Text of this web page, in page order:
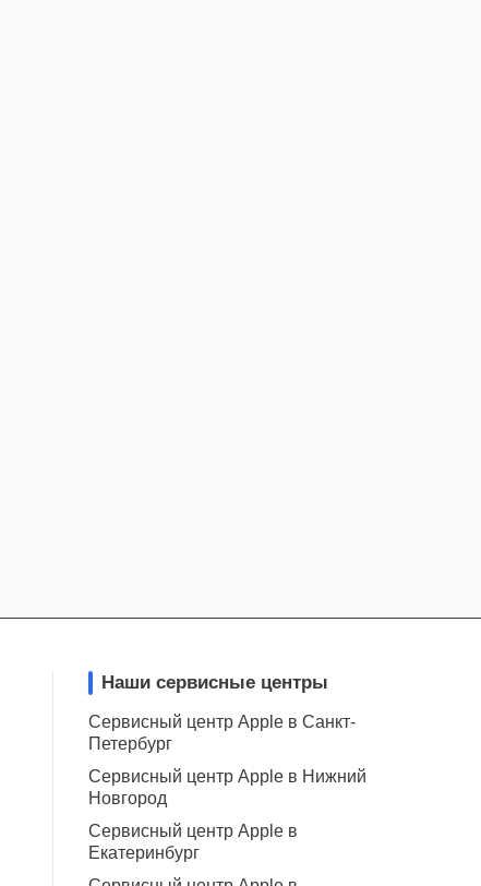
Наши сервисные центры
Сервисный центр Apple в Санкт-
Петербург
Сервисный центр Apple в Нижний
Новгород
Сервисный центр Apple в
Екатеринбург